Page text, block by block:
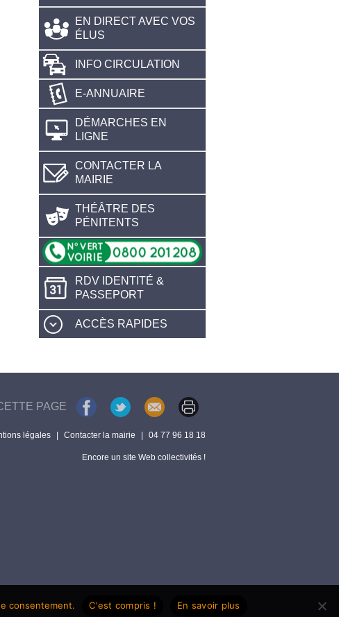
EN DIRECT AVEC VOS
ÉLUS
INFO CIRCULATION
E-ANNUAIRE
DÉMARCHES EN
LIGNE
CONTACTER LA
MAIRIE
THÉÂTRE DES
PÉNITENTS
RDV IDENTITÉ &
PASSEPORT
ACCÈS RAPIDES
PAGE
légales Contacter la mairie 04 77 96 18 18
Encore un site Web collectivités !
consentement. C'est compris ! En savoir plus